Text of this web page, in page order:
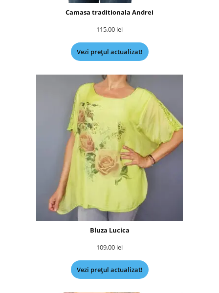
Camasa traditionala Andrei
115,00 lei
Vezi prețul actualizat!
Bluza Lucica
109,00 lei
Vezi prețul actualizat!